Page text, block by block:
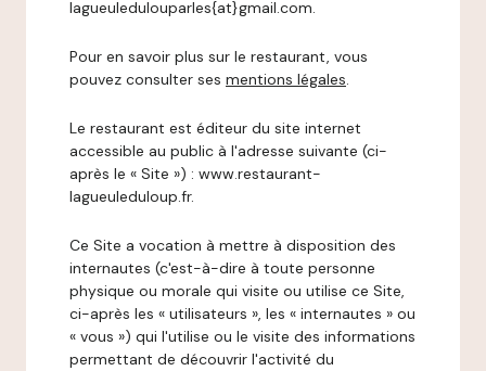
lagueuledulouparles{at}gmail.com.
Pour en savoir plus sur le restaurant, vous
pouvez consulter ses mentions légales.
Le restaurant est éditeur du site internet
accessible au public à l'adresse suivante (ci-
après le « Site ») : www.restaurant-
lagueuleduloup.fr.
Ce Site a vocation à mettre à disposition des
internautes (c'est-à-dire à toute personne
physique ou morale qui visite ou utilise ce Site,
ci-après les « utilisateurs », les « internautes » ou
« vous ») qui l'utilise ou le visite des informations
permettant de découvrir l'activité du